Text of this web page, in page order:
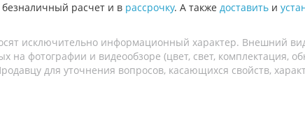
расчет и в рассрочку. А также доставить и
исключительно информационный характер. Внешний
на фотографии и видеообзоре (цвет, свет, комплектация,
для уточнения вопросов, касающихся свойств,